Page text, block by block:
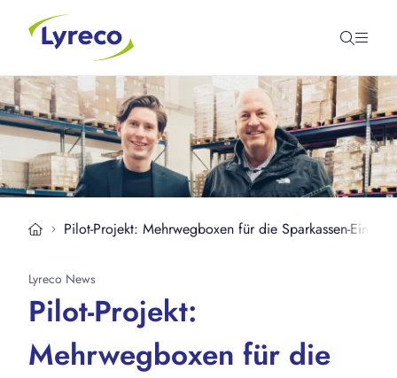
Pilot-Projekt: Mehrwegboxen für die Sparkassen-
Lyreco News
Pilot-Projekt:
Mehrwegboxen für die